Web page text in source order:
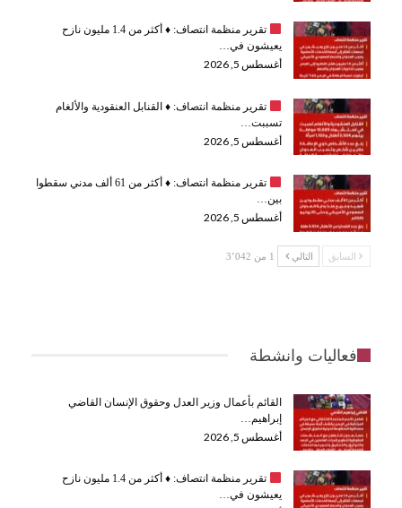
تقرير منظمة انتصاف: ♦️
أكثر من 1.4 مليون نازح
يعيشون في…
أغسطس 5, 2026
تقرير منظمة انتصاف: ♦️القنابل العنقودية والألغام
تسببت…
أغسطس 5, 2026
تقرير منظمة انتصاف: ♦️
أكثر من 61 ألف مدني سقطوا
بين…
أغسطس 5, 2026
السابق التالي 1 من 3٬042
فعاليات وانشطة
القائم بأعمال وزير العدل وحقوق الإنسان القاضي
إبراهيم…
أغسطس 5, 2026
تقرير منظمة انتصاف: ♦️
أكثر من 1.4 مليون نازح
يعيشون في…